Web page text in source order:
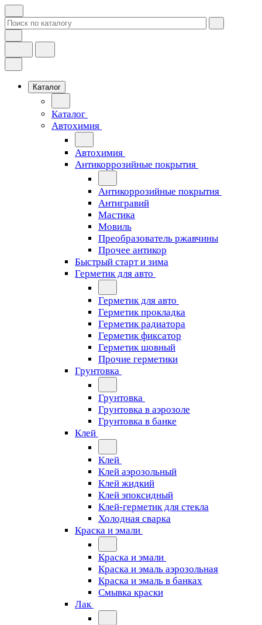
Каталог
Каталог
Автохимия
Автохимия
Антикоррозийные покрытия
Антикоррозийные покрытия
Антигравий
Мастика
Мовиль
Преобразователь ржавчины
Прочее антикор
Быстрый старт и зима
Герметик для авто
Герметик для авто
Герметик прокладка
Герметик радиатора
Герметик фиксатор
Герметик шовный
Прочие герметики
Грунтовка
Грунтовка
Грунтовка в аэрозоле
Грунтовка в банке
Клей
Клей
Клей аэрозольный
Клей жидкий
Клей эпоксидный
Клей-герметик для стекла
Холодная сварка
Краска и эмали
Краска и эмали
Краска и эмаль аэрозольная
Краска и эмаль в банках
Смывка краски
Лак